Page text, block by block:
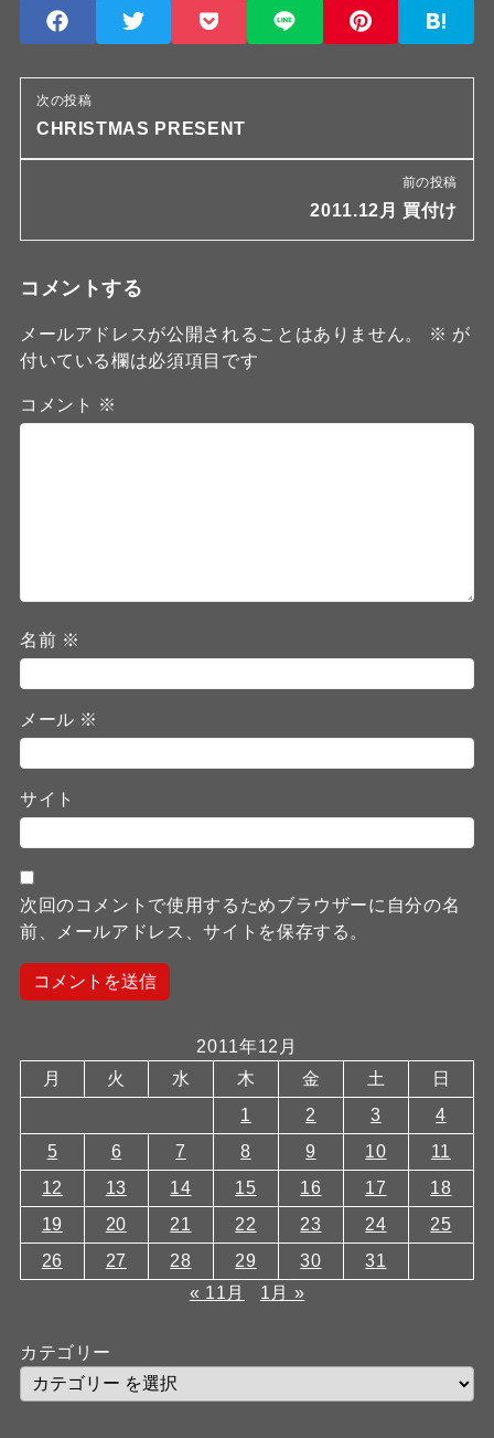
次の投稿
CHRISTMAS PRESENT
前の投稿
2011.12月 買付け
コメントする
メールアドレスが公開されることはありません。 ※ が
付いている欄は必須項目です
コメント ※
名前 ※
メール ※
サイト
次回のコメントで使用するためブラウザーに自分の名
前、メールアドレス、サイトを保存する。
2011年12月
月
火 水 木 金 土
日
1
2 3
4
5
6 7 8 9 10
11
12
13 14 15 16 17
18
19
20 21 22 23 24
25
26
27 28 29 30
31
« 11月
1月 »
カテゴリー